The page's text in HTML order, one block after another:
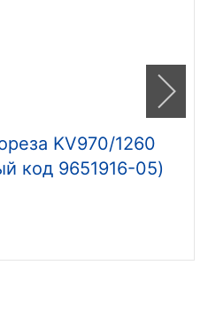
KV970/1260
код 9651916-05)